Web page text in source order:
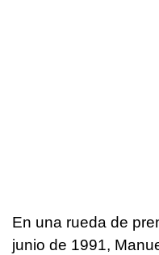
En una rueda de
junio de 1991,